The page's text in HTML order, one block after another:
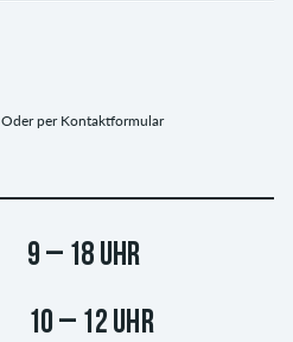
Oder per Kontaktformular
9 – 18 Uhr
10 – 12 Uhr